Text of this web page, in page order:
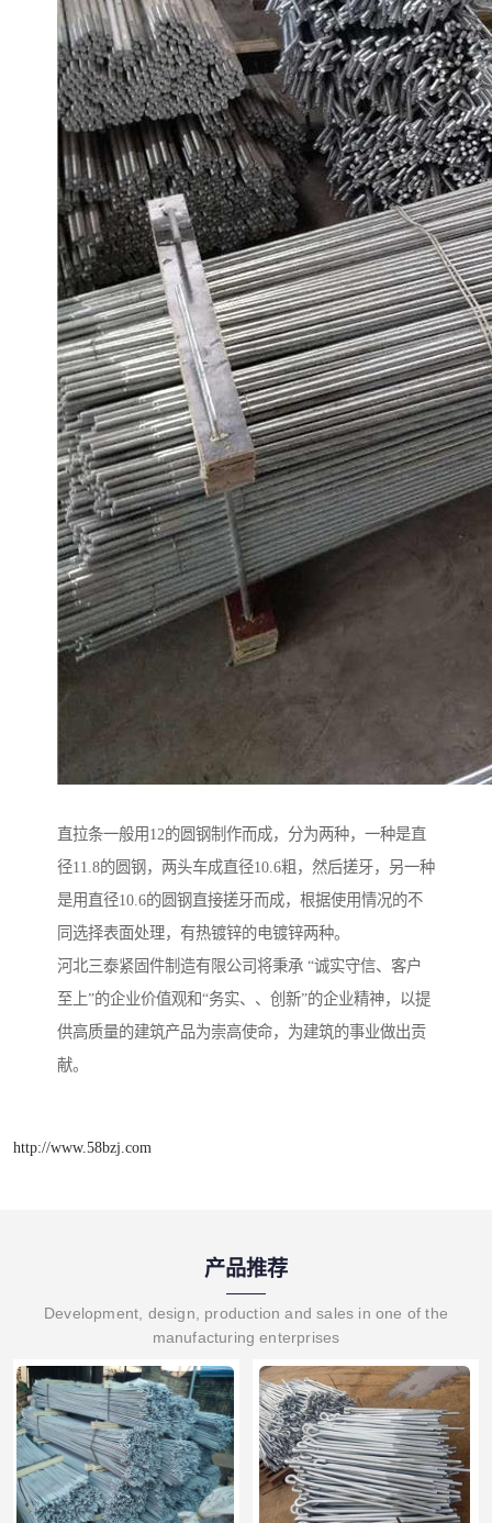
直拉条一般用12的圆钢制作而成，分为两种，一种是直
径11.8的圆钢，两头车成直径10.6粗，然后搓牙，另一种
是用直径10.6的圆钢直接搓牙而成，根据使用情况的不
同选择表面处理，有热镀锌的电镀锌两种。
河北三泰紧固件制造有限公司将秉承 “诚实守信、客户
至上”的企业价值观和“务实、、创新”的企业精神，以提
供高质量的建筑产品为崇高使命，为建筑的事业做出贡
献。
http://www.58bzj.com
产品推荐
Development, design, production and sales in one of the
manufacturing enterprises